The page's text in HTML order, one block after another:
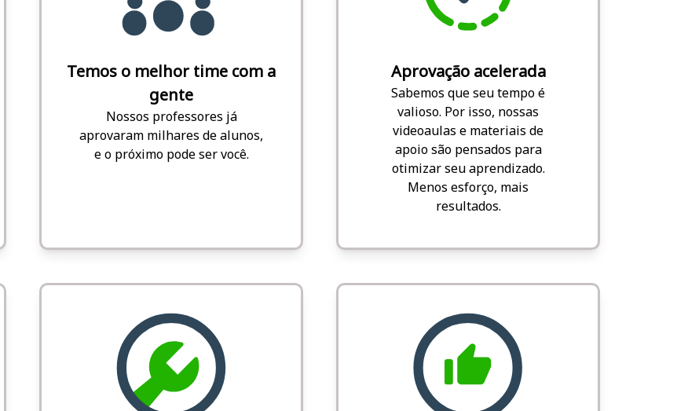
Temos o melhor time com a
gente
Nossos professores já
aprovaram milhares de alunos,
e o próximo pode ser você.
Aprovação acelerada
Sabemos que seu tempo é
valioso. Por isso, nossas
videoaulas e materiais de
apoio são pensados para
otimizar seu aprendizado.
Menos esforço, mais
resultados.